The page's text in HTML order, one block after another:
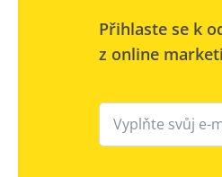
Přihlaste se k
z online